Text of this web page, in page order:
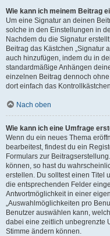
Wie kann ich meinem Beitrag
Um eine Signatur an deinen
solche in den Einstellungen in
Nachdem du die Signatur
Beitrag das Kästchen „Signatur
auch hinzufügen, indem du in
standardmäßige Anhängen
einzelnen Beitrag dennoch
dort einfach das
Nach oben
Wie kann ich eine Umfrage
Wenn du ein neues Thema
bearbeitest, findest du ein
Formulars zur
können, so hast du
erstellen. Du solltest einen Titel
die entsprechenden Felder
Antwortmöglichkeit in einer
„Auswahlmöglichkeiten pro
Benutzer auswählen kann,
dabei eine zeitlich unbegrenzte
Stimme ändern können.